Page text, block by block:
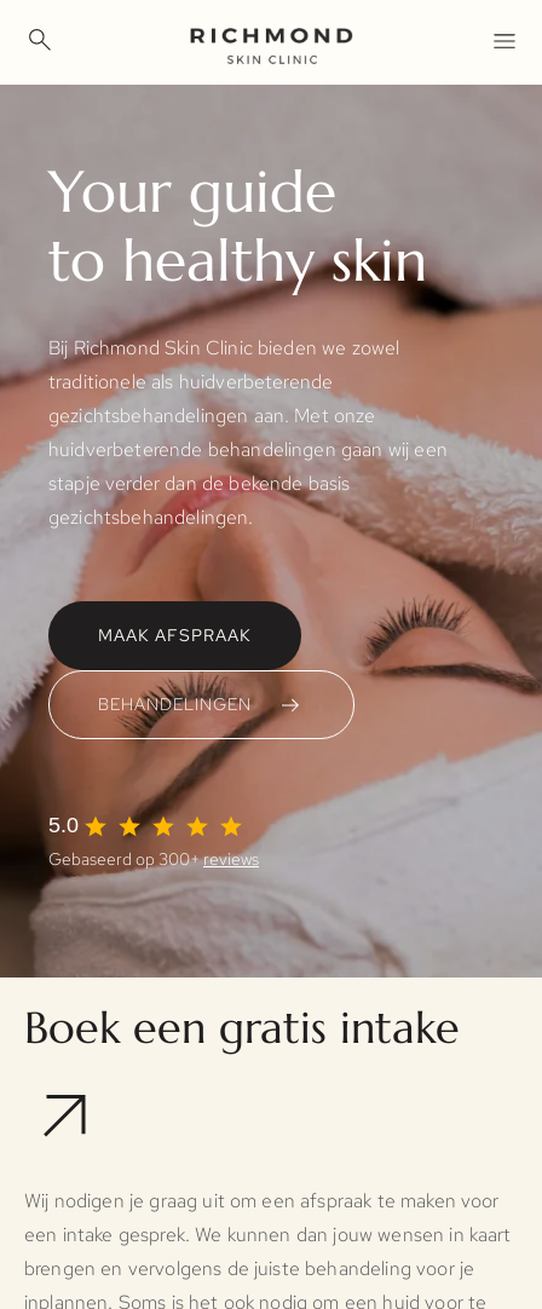
inhoudYour guide
to healthy skin
Bij Richmond Skin Clinic bieden we zowel
traditionele als huidverbeterende
gezichtsbehandelingen aan. Met onze
huidverbeterende behandelingen gaan wij een
stapje verder dan de bekende basis
gezichtsbehandelingen.
MAAK AFSPRAAK
BEHANDELINGEN
5.0
Gebaseerd op 300+reviews
Boek een gratis intake
Wij nodigen je graag uit om een afspraak te maken voor
een intake gesprek. We kunnen dan jouw wensen in kaart
brengen en vervolgens de juiste behandeling voor je
inplannen. Soms is het ook nodig om een huid voor te